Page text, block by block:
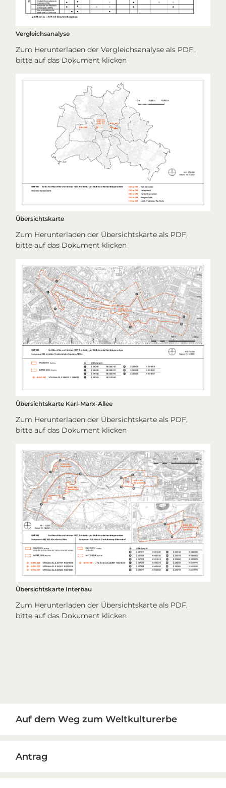
Vergleichsanalyse
Zum Herunterladen der Vergleichsanalyse als PDF,
bitte auf das Dokument klicken
Übersichtskarte
Zum Herunterladen der Übersichtskarte als PDF,
bitte auf das Dokument klicken
Übersichtskarte Karl-Marx-Allee
Zum Herunterladen der Übersichtskarte als PDF,
bitte auf das Dokument klicken
Übersichtskarte Interbau
Zum Herunterladen der Übersichtskarte als PDF,
bitte auf das Dokument klicken
Sidebar
Auf dem Weg zum Weltkulturerbe
Antrag